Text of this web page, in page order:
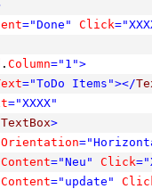
="Done" Click
. Column="1">
="ToDo Items"></
="XXXX"
TextBox>
Orientation
Content="Neu" Click
Content="update"